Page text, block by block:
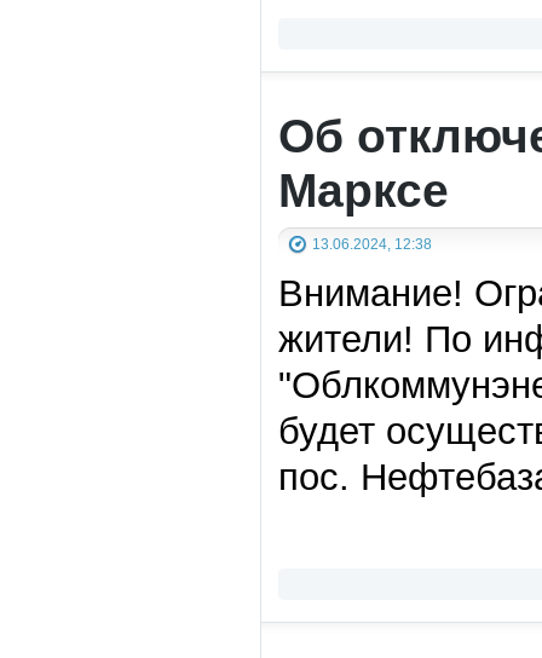
Об
Марксе
13.06.2024, 12:38
Внимание!
жители! По
будет
пос.